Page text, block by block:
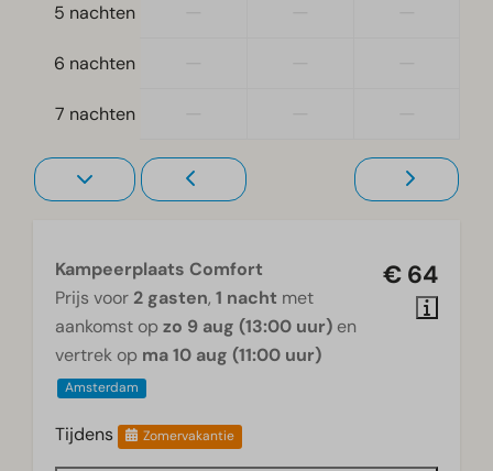
5 nachten
6 nachten
7 nachten
€ 64
Kampeerplaats Comfort
Prijs voor 2 gasten, 1 nacht met
aankomst op zo 9 aug (13:00 uur) en
vertrek op ma 10 aug (11:00 uur)
Amsterdam
Tijdens Zomervakantie